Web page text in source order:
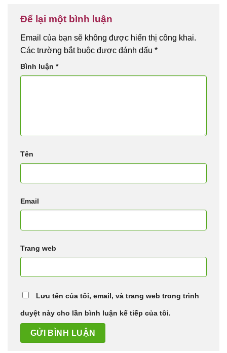
Để lại một bình luận
Email của bạn sẽ không được hiển thị công khai.
Các trường bắt buộc được đánh dấu *
Bình luận *
Tên
Email
Trang web
Lưu tên của tôi, email, và trang web trong trình
duyệt này cho lần bình luận kế tiếp của tôi.